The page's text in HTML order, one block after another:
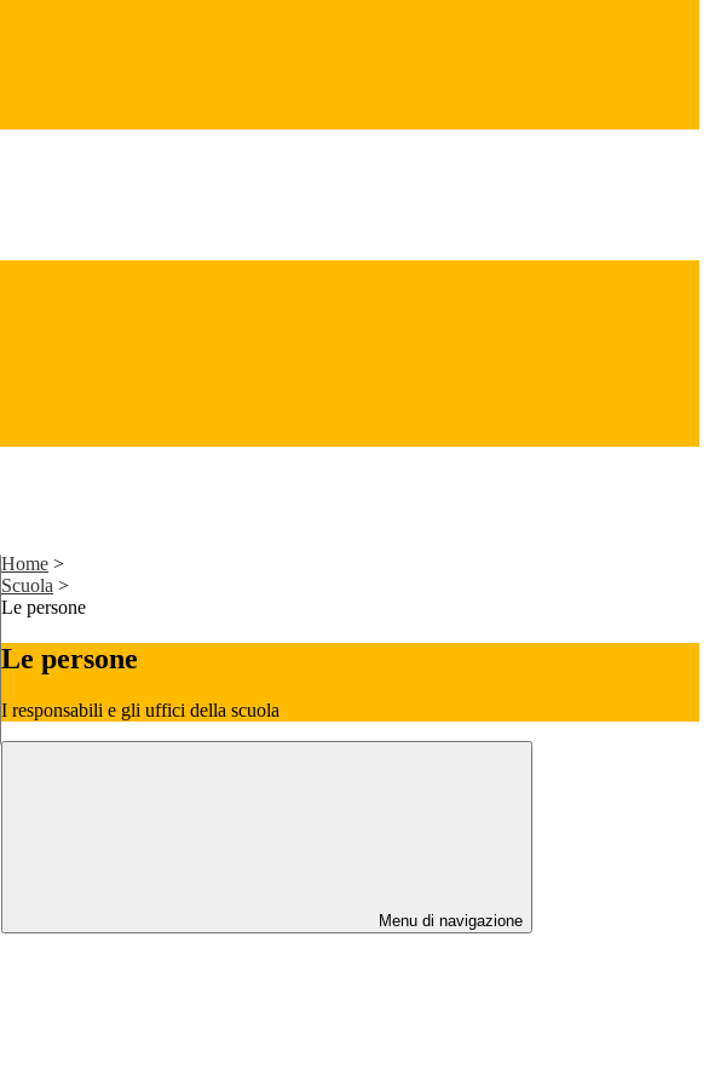
Home >
Scuola >
Le persone
Le persone
I responsabili e gli uffici della scuola
Menu di navigazione